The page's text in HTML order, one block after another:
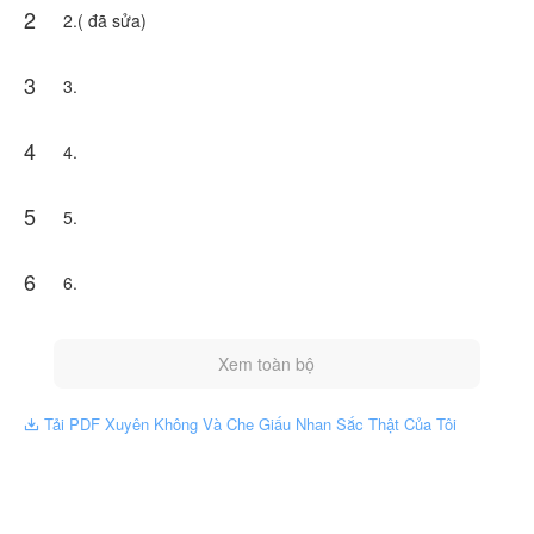
2 2.( đã sửa)
3 3.
4 4.
5 5.
6 6.
Xem toàn bộ
 Tải PDF Xuyên Không Và Che Giấu Nhan Sắc Thật Của Tôi